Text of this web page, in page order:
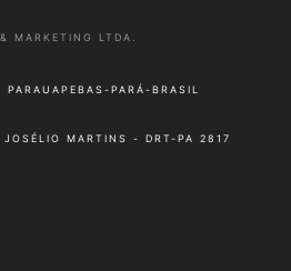
MARKETING LTDA.
PARÁ-BRASIL
JOSÉLIO MARTINS - DRT-PA 2817